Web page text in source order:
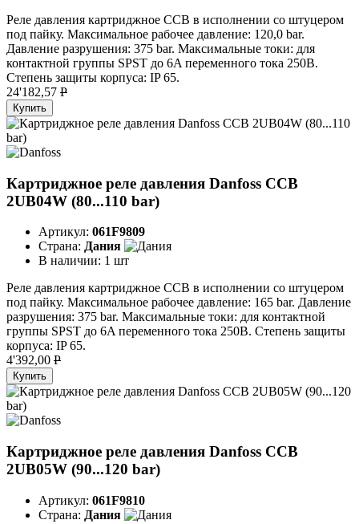
Реле давления картриджное CCB в исполнении со штуцером
под пайку. Максимальное рабочее давление: 120,0 bar.
Давление разрушения: 375 bar. Максимальные токи: для
контактной группы SPST до 6A переменного тока 250B.
Степень защиты корпуса: IP 65.
24'182,57 P
Купить
Картриджное реле давления Danfoss CCB
2UB04W (80...110 bar)
Артикул: 061F9809
Страна: Дания
В наличии: 1 шт
Реле давления картриджное CCB в исполнении со штуцером
под пайку. Максимальное рабочее давление: 165 bar. Давление
разрушения: 375 bar. Максимальные токи: для контактной
группы SPST до 6A переменного тока 250B. Степень защиты
корпуса: IP 65.
4'392,00 P
Купить
Картриджное реле давления Danfoss CCB
2UB05W (90...120 bar)
Артикул: 061F9810
Страна: Дания